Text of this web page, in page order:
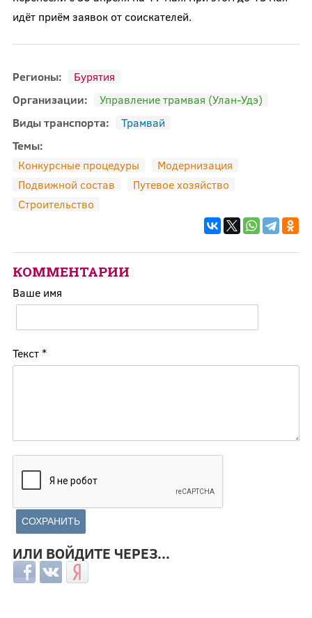
идёт приём заявок от соискателей.
Регионы:
Бурятия
Организации:
Управление трамвая (Улан-Удэ)
Виды транспорта:
Трамвай
Темы:
Конкурсные процедуры
Модернизация
Подвижной состав
Путевое хозяйство
Строительство
КОММЕНТАРИИ
Ваше имя
Текст *
ИЛИ ВОЙДИТЕ ЧЕРЕЗ...
Login with Facebook
Login with ВКонтакте
Login with Яндекс